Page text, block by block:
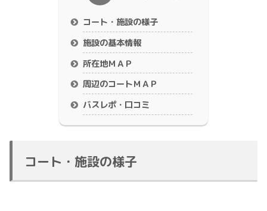
コート・施設の様子
施設の基本情報
所在地ＭＡＰ
周辺のコートＭＡＰ
バスレポ・口コミ
コート・施設の様子